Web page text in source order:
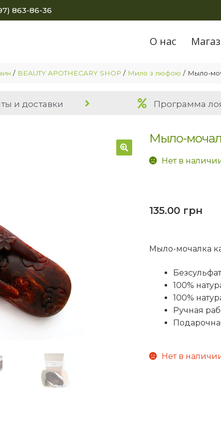
863-86-36
О нас
/ BEAUTY APOTHECARY SHOP / Мило з люфою / Мыло-
и доставки Программа
Мыло-
Нет в
135.00 грн
Мыло-мочалка
100%
100%
Ручная
Нет в